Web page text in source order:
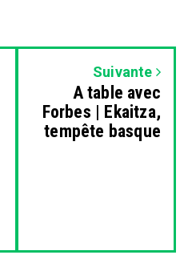
Suivante
A table avec
Forbes | Ekaitza,
tempête basque